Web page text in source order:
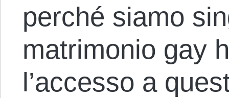
perché siamo
matrimonio gay
l’accesso a